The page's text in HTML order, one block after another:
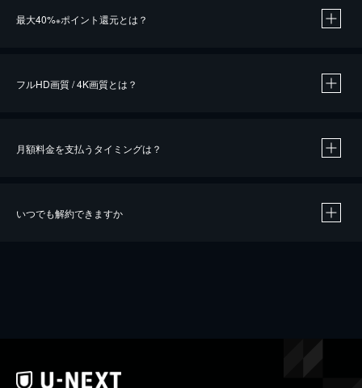
最大40%※ポイント還元とは？
※40％ポイント還元の対象は、クレジットカード決済による作品の購入 / レンタルです。
フルHD画質 / 4K画質とは？
月額料金を支払うタイミングは？
いつでも解約できますか